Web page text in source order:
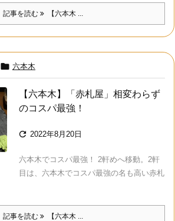
記事を読む 【六本木 ...
 六本木
【六本木】「赤札屋」相変わらず
のコスパ最強！
 2022年8月20日
六本木でコスパ最強！ 2軒めへ移動。2軒
目は、六本木でコスパ最強の名も高い赤札
記事を読む 【六本木 ...